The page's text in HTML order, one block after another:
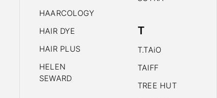
HAARCOLOGY
HAIR DYE
HAIR PLUS
HELEN
SEWARD
T
T.TAiO
TAIFF
TREE HUT